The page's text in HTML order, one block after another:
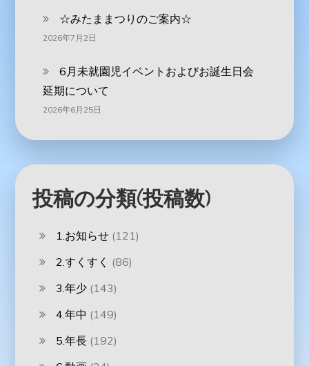
☆みたままつりのご案内☆
2026年7月2日
6月未就園児イベントおよびお誕生日会
延期について
2026年6月25日
投稿の分類(投稿数)
1.お知らせ (121)
2.すくすく (86)
3.年少 (143)
4.年中 (149)
5.年長 (192)